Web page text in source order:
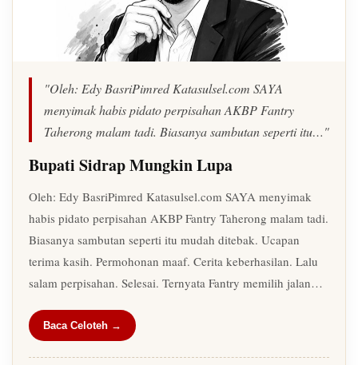
"Oleh: Edy BasriPimred Katasulsel.com SAYA
menyimak habis pidato perpisahan AKBP Fantry
Taherong malam tadi. Biasanya sambutan seperti itu…"
Bupati Sidrap Mungkin Lupa
Oleh: Edy BasriPimred Katasulsel.com SAYA menyimak
habis pidato perpisahan AKBP Fantry Taherong malam tadi.
Biasanya sambutan seperti itu mudah ditebak. Ucapan
terima kasih. Permohonan maaf. Cerita keberhasilan. Lalu
salam perpisahan. Selesai. Ternyata Fantry memilih jalan…
Baca Celoteh →